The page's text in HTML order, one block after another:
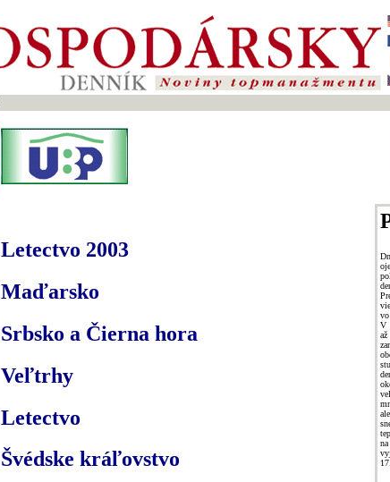
Letectvo 2003
Maďarsko
Srbsko a Čierna hora
Veľtrhy
Letectvo
Švédske kráľovstvo
V